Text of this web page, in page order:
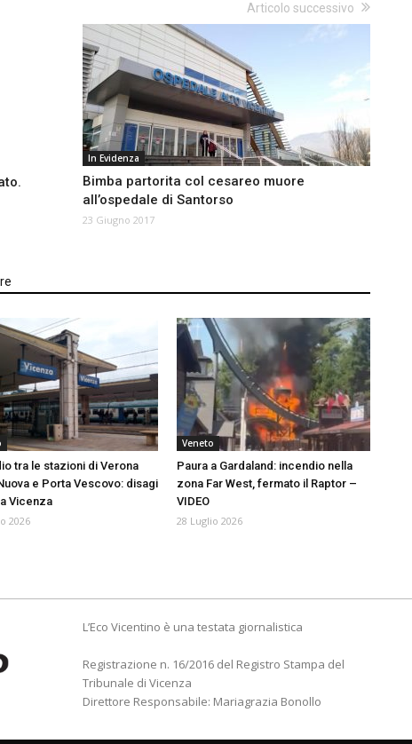
Articolo successivo
In Evidenza
Bimba partorita col cesareo muore
all’ospedale di Santorso
23 Giugno 2017
tra le stazioni di Verona
e Porta Vescovo: disagi
Vicenza
2026
Veneto
Paura a Gardaland: incendio nella
zona Far West, fermato il Raptor –
VIDEO
28 Luglio 2026
L’Eco Vicentino è una testata giornalistica
Registrazione n. 16/2016 del Registro Stampa del
Tribunale di Vicenza
Direttore Responsabile: Mariagrazia Bonollo